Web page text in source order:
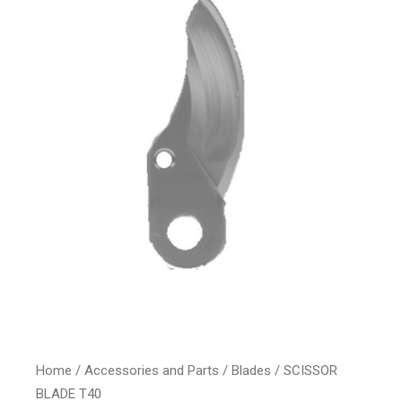
Home / Accessories and Parts / Blades / SCISSOR
BLADE T40